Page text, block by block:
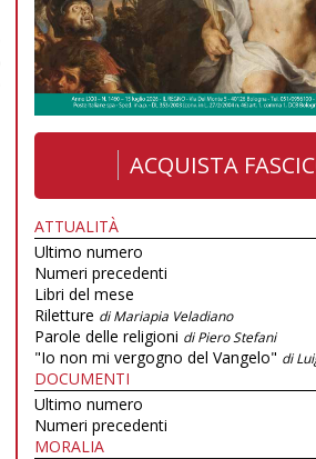
ACQUISTA
ATTUALITÀ
Ultimo numero
Numeri precedenti
Libri del mese
Riletture di Mariapia Veladiano
Parole delle religioni di Piero Stefani
"Io non mi vergogno del Vangelo" di
DOCUMENTI
Ultimo numero
Numeri precedenti
MORALIA